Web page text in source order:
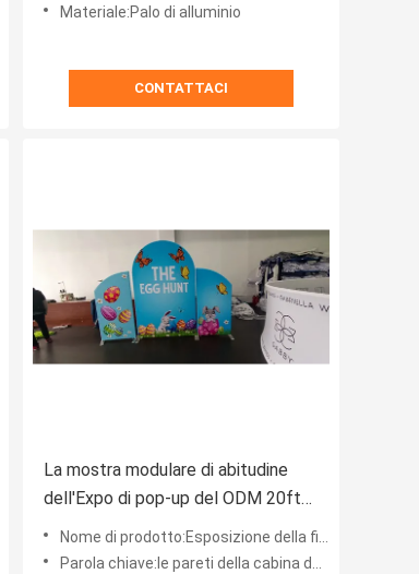
Materiale:Palo di alluminio
CONTATTACI
La mostra modulare di abitudine
dell'Expo di pop-up del ODM 20ft
sta le esposizioni della cabina della
fiera commerciale 10x10
Nome di prodotto:Esposizione della fiera di mostra 10x20 della cabina dell'Expo di pop-up di OEM/ODM 20ft
Parola chiave:le pareti della cabina della fiera, fiera sta